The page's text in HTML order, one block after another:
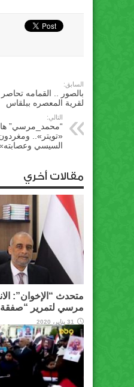
السابق:
بالصور .. القمامه
لقرية المعصره ببلقاس
التالي:
“محمد_مرسي”
«تويتر»..
السيسي
مقالات أخري
متحدث “الإخوان”:
مرسي لتمرير “صفقة
31 يناير، 2020